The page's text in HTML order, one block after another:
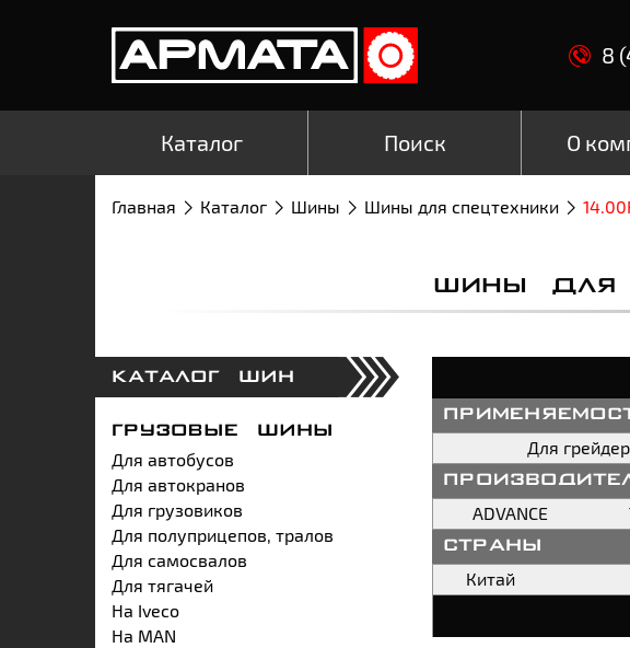
8
Каталог Поиск О
Главная Каталог Шины Шины для спецтехники
ШИНЫ ДЛЯ
КАТАЛОГ ШИН
ГРУЗОВЫЕ ШИНЫ
Для автобусов
Для автокранов
Для грузовиков
Для полуприцепов, тралов
Для самосвалов
Для тягачей
На Iveco
На MAN
Для
ADVANCE
страны
Китай